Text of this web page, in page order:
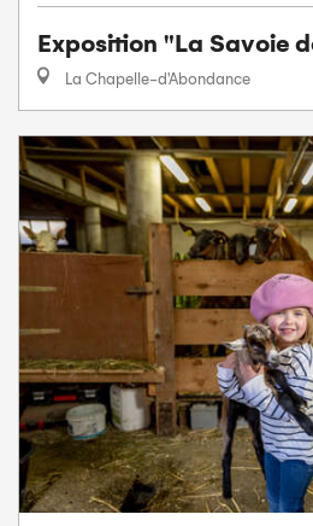
Exposition "La Savoie
La Chapelle-d'Abondance